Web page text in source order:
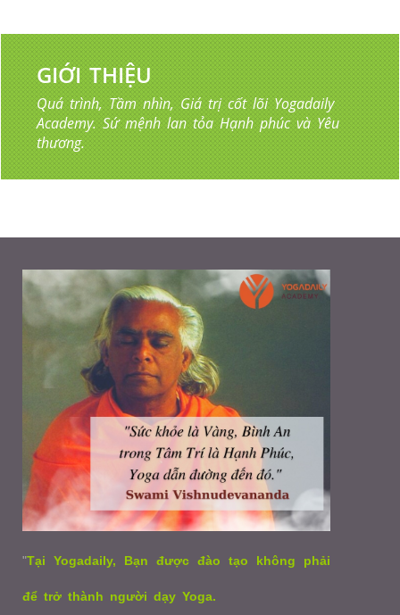
GIỚI THIỆU
Quá trình, Tầm nhìn, Giá trị cốt lõi Yogadaily
Academy. Sứ mệnh lan tỏa Hạnh phúc và Yêu
thương.
"Tại Yogadaily, Bạn được đào tạo không phải
để trở thành người dạy Yoga.